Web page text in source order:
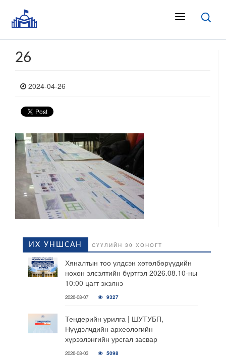
26
2024-04-26
ИХ УНШСАН СҮҮЛИЙН 30 ХОНОГТ
Хяналтын тоо үлдсэн хөтөлбөрүүдийн
нөхөн элсэлтийн бүртгэл 2026.08.10-ны
10:00 цагт эхэлнэ
2026-08-07 9327
Тендерийн урилга | ШУТУБП,
Нүүдэлчдийн археологийн
хүрээлэнгийн урсгал засвар
2026-08-03 5098